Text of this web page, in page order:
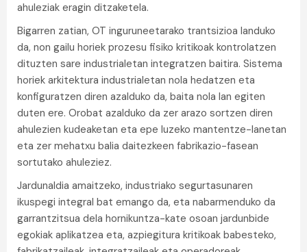
ahuleziak eragin ditzaketela.
Bigarren zatian, OT inguruneetarako trantsizioa landuko
da, non gailu horiek prozesu fisiko kritikoak kontrolatzen
dituzten sare industrialetan integratzen baitira. Sistema
horiek arkitektura industrialetan nola hedatzen eta
konfiguratzen diren azalduko da, baita nola lan egiten
duten ere. Orobat azalduko da zer arazo sortzen diren
ahulezien kudeaketan eta epe luzeko mantentze-lanetan
eta zer mehatxu balia daitezkeen fabrikazio-fasean
sortutako ahuleziez.
Jardunaldia amaitzeko, industriako segurtasunaren
ikuspegi integral bat emango da, eta nabarmenduko da
garrantzitsua dela hornikuntza-kate osoan jardunbide
egokiak aplikatzea eta, azpiegitura kritikoak babesteko,